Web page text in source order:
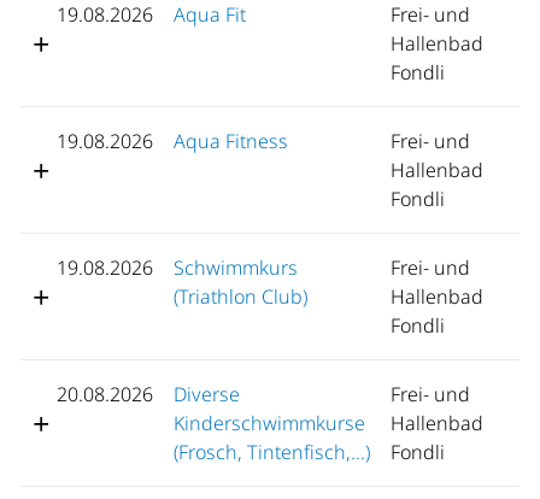
19.08.2026 Aqua Fit
Frei- und
Hallenbad
Fondli
19.08.2026 Aqua Fitness
Frei- und
Hallenbad
Fondli
19.08.2026
Schwimmkurs
(Triathlon Club)
Frei- und
Hallenbad
Fondli
20.08.2026
Diverse
Kinderschwimmkurse
(Frosch, Tintenfisch,...)
Frei- und
Hallenbad
Fondli